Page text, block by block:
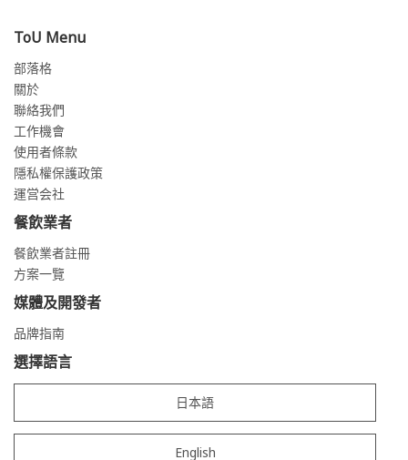
ToU Menu
部落格
關於
聯絡我們
工作機會
使用者條款
隱私權保護政策
運営会社
餐飲業者
餐飲業者註冊
方案一覽
媒體及開發者
品牌指南
選擇語言
日本語
English